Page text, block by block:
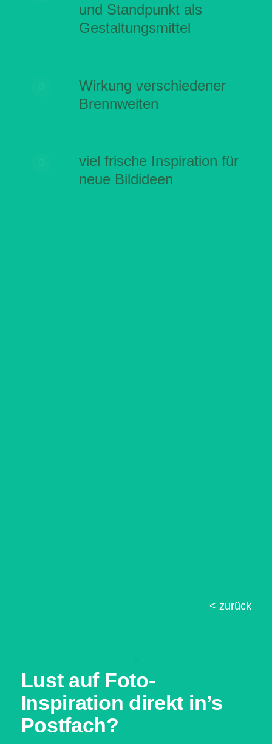
und Standpunkt als
Gestaltungsmittel
Wirkung verschiedener
Brennweiten
viel frische Inspiration für
neue Bildideen
< zurück
Lust auf Foto-
Inspiration direkt in’s
Postfach?